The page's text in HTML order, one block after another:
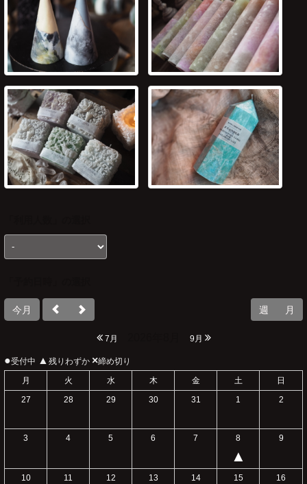
今月
7月 9月
週 月
●受付中 ▲ 残りわずか ×締め切り
月
火 水 木 金 土
日
27
28 29 30 31 1 2
3 4 5 6 7 8
▲
9
10 11 12 13 14 15 16